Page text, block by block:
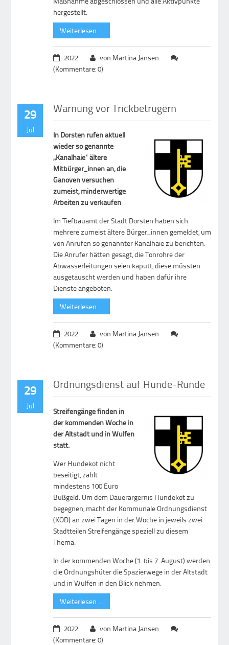
hergestellt.
Weiterlesen …
2022
von Martina Jansen
(Kommentare: 0)
29
Jul
Warnung vor Trickbetrügern
In Dorsten rufen aktuell
wieder so genannte
„Kanalhaie“ ältere
Mitbürger_innen an, die
Ganoven versuchen
zumeist, minderwertige
Arbeiten zu verkaufen
Im Tiefbauamt der Stadt Dorsten haben sich
mehrere zumeist ältere Bürger_innen gemeldet, um
von Anrufen so genannter Kanalhaie zu berichten.
Die Anrufer hätten gesagt, die Tonrohre der
Abwasserleitungen seien kaputt, diese müssten
ausgetauscht werden und haben dafür ihre
Dienste angeboten.
Weiterlesen …
2022
von Martina Jansen
(Kommentare: 0)
29
Jul
Ordnungsdienst auf Hunde-Runde
Streifengänge finden in
der kommenden Woche in
der Altstadt und in Wulfen
statt.
Wer Hundekot nicht
beseitigt, zahlt
mindestens 100 Euro
Bußgeld. Um dem Dauerärgernis Hundekot zu
begegnen, macht der Kommunale Ordnungsdienst
(KOD) an zwei Tagen in der Woche in jeweils zwei
Stadtteilen Streifengänge speziell zu diesem
Thema.
In der kommenden Woche (1. bis 7. August) werden
die Ordnungshüter die Spazierwege in der Altstadt
und in Wulfen in den Blick nehmen.
Weiterlesen …
2022
von Martina Jansen
(Kommentare: 0)